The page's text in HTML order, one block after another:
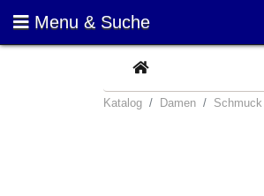
Menu & Suche
CURRENT
Katalog Damen